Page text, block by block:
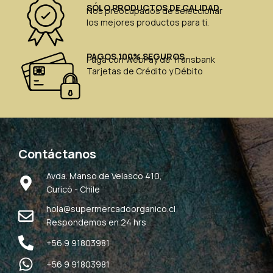
SÓLO PRODUCTOS DE CALIDAD
Nos preocupados de seleccionar
los mejores productos para ti.
PAGOS 100% SEGUROS
Paga con WebPay de Transbank
Tarjetas de Crédito y Débito
Contáctanos
Avda. Manso de Velasco 410,
Curicó - Chile
hola@supermercadoorganico.cl
Respondemos en 24 hrs
+56 9 91803981
+56 9 91803981